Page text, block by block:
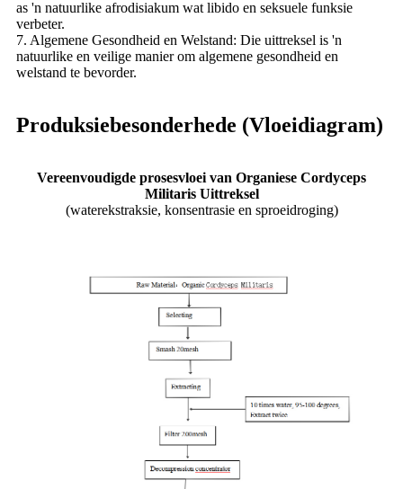
as 'n natuurlike afrodisiakum wat libido en seksuele funksie
verbeter.
7. Algemene Gesondheid en Welstand: Die uittreksel is 'n
natuurlike en veilige manier om algemene gesondheid en
welstand te bevorder.
Produksiebesonderhede (Vloeidiagram)
Vereenvoudigde prosesvloei van Organiese Cordyceps
Militaris Uittreksel
(waterekstraksie, konsentrasie en sproeidroging)